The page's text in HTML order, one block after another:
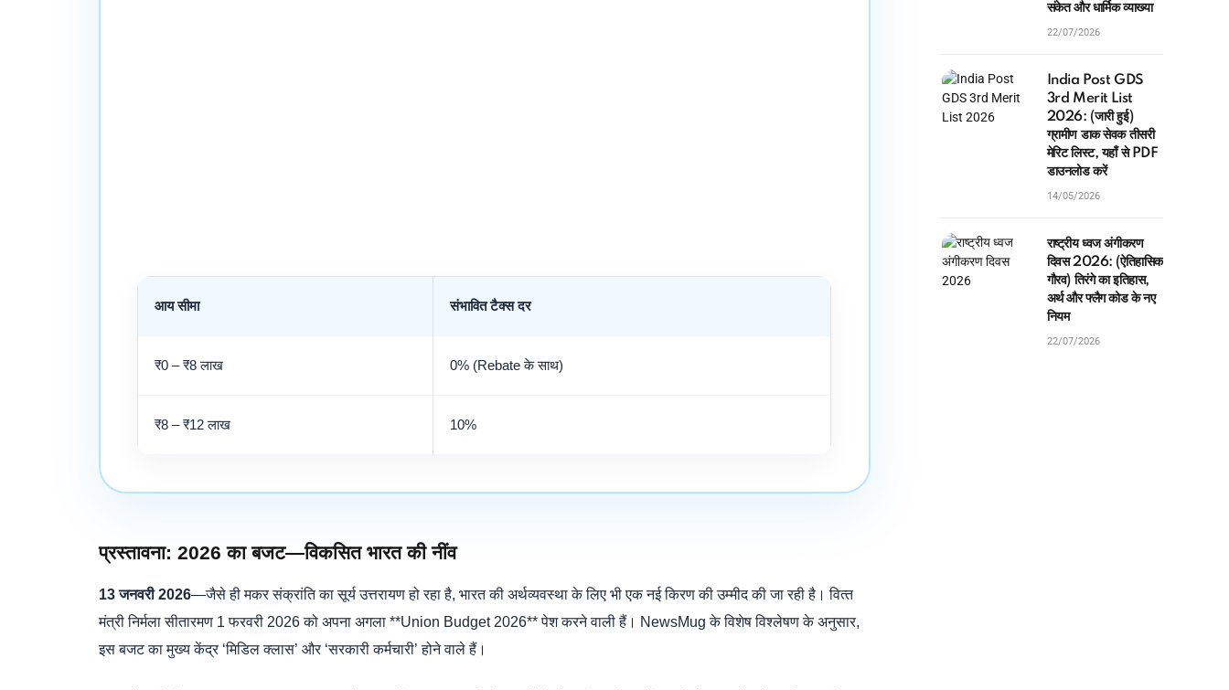
आय सीमा संभावित टैक्स दर
₹0 – ₹8 लाख 0% (Rebate के साथ)
₹8 – ₹12 लाख 10%
प्रस्तावना: 2026 का बजट—विकसित भारत की नींव
13 जनवरी 2026—जैसे ही मकर संक्रांति का सूर्य उत्तरायण हो रहा है, भारत की अर्थव्यवस्था के लिए भी एक नई किरण की उम्मीद की जा रही है। वित्‍त
मंत्री निर्मला सीतारमण 1 फरवरी 2026 को अपना अगला **Union Budget 2026** पेश करने वाली हैं। NewsMug के विशेष विश्लेषण के अनुसार,
इस बजट का मुख्य केंद्र ‘मिडिल क्लास’ और ‘सरकारी कर्मचारी’ होने वाले हैं।
संकेत और धार्मिक व्याख्या
22/07/2026
India Post GDS
3rd Merit List
2026: (जारी हुई)
ग्रामीण डाक सेवक तीसरी
मेरिट लिस्ट, यहाँ से PDF
डाउनलोड करें
14/05/2026
राष्ट्रीय ध्वज अंगीकरण
दिवस 2026: (ऐतिहासिक
गौरव) तिरंगे का इतिहास,
अर्थ और फ्लैग कोड के नए
नियम
22/07/2026